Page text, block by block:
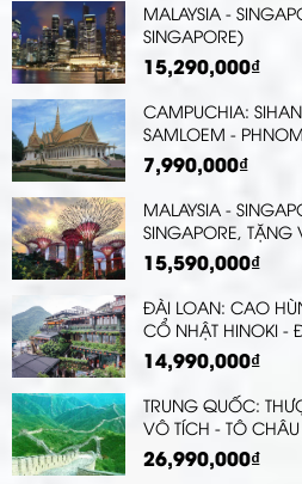
MALAYSIA -
SINGAPORE)
15,290,000₫
CAMPUCHIA:
SAMLOEM -
CHƯƠNG TRÌNH MỚI
7,990,000₫
MALAYSIA -
SINGAPORE, TẶNG
FANTASY DOME)
15,590,000₫
ĐÀI LOAN: CAO
CỔ NHẬT HINOKI -
PHẦN
14,990,000₫
TRUNG QUỐC:
VÔ TÍCH - TÔ
VẠN LÝ TRƯỜNG
26,990,000₫